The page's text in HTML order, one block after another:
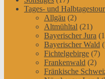
Tages- und
Allgäu (2)
Altmühltal (21)
Bayerischer Jura
Bayerischer Wald
Fichtelgebirge (7)
Frankenwald (2)
Fränkische